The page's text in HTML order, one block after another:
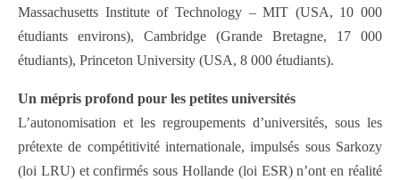
Massachusetts Institute of Technology – MIT (USA, 10 000
étudiants environs), Cambridge (Grande Bretagne, 17 000
étudiants), Princeton University (USA, 8 000 étudiants).
Un mépris profond pour les petites universités
L’autonomisation et les regroupements d’universités, sous les
prétexte de compétitivité internationale, impulsés sous Sarkozy
(loi LRU) et confirmés sous Hollande (loi ESR) n’ont en réalité